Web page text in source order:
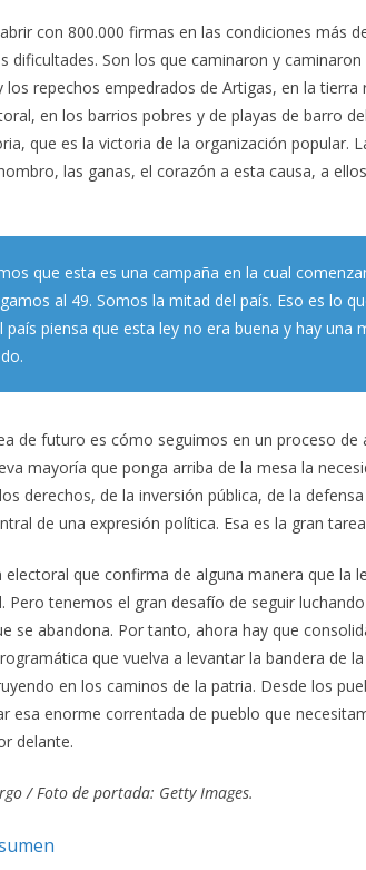
con 800.000 firmas en las condiciones más
dificultades. Son los que caminaron y
los repechos empedrados de Artigas, en la
en los barrios pobres y de playas de barro
que es la victoria de la organización popular.
las ganas, el corazón a esta causa, a
que esta es una campaña en la cual
al 49. Somos la mitad del país. Eso es lo
país piensa que esta ley no era buena y hay una
de futuro es cómo seguimos en un proceso de
mayoría que ponga arriba de la mesa la
derechos, de la inversión pública, de la
de una expresión política. Esa es la gran
electoral que confirma de alguna manera que la
Pero tenemos el gran desafío de seguir
se abandona. Por tanto, ahora hay que
que vuelva a levantar la bandera de
en los caminos de la patria. Desde los
esa enorme correntada de pueblo que
delante.
/ Foto de portada: Getty Images.